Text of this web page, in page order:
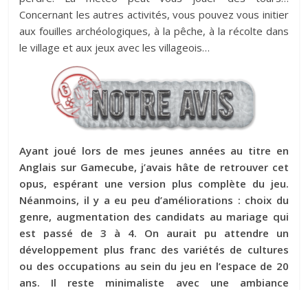
Concernant les autres activités, vous pouvez vous initier
aux fouilles archéologiques, à la pêche, à la récolte dans
le village et aux jeux avec les villageois…
Ayant joué lors de mes jeunes années au titre en
Anglais sur Gamecube, j’avais hâte de retrouver cet
opus, espérant une version plus complète du jeu.
Néanmoins, il y a eu peu d’améliorations : choix du
genre, augmentation des candidats au mariage qui
est passé de 3 à 4. On aurait pu attendre un
développement plus franc des variétés de cultures
ou des occupations au sein du jeu en l’espace de 20
ans. Il reste minimaliste avec une ambiance